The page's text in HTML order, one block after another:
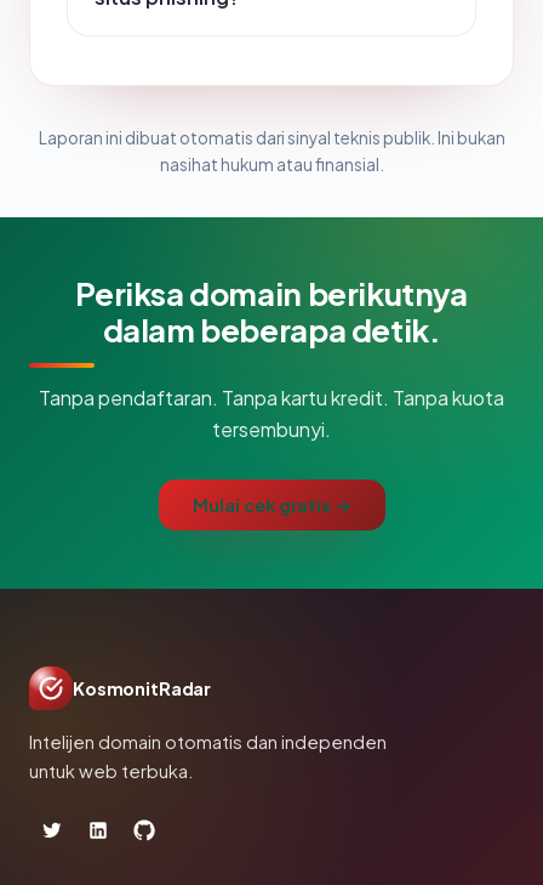
Laporan ini dibuat otomatis dari sinyal teknis publik. Ini bukan
nasihat hukum atau finansial.
Periksa domain berikutnya
dalam beberapa detik.
Tanpa pendaftaran. Tanpa kartu kredit. Tanpa kuota
tersembunyi.
Mulai cek gratis →
KosmonitRadar
Intelijen domain otomatis dan independen
untuk web terbuka.